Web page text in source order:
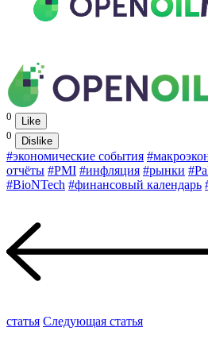
0
Like
0
Dislike
#экономические события
отчёты #PMI #инфляция #рынки
#BioNTech #финансовый календарь
статья Следующая статья